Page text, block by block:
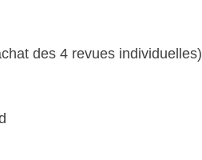
des 4 revues individuelles)